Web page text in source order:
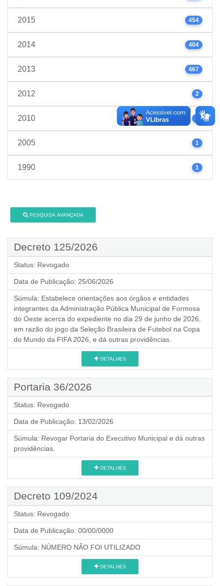
2015 454
2014 404
2013 467
2012 2
2010
2005 1
1990 1
PESQUISA AVANÇADA
Decreto 125/2026
Status: Revogado
Data de Publicação: 25/06/2026
Súmula: Estabelece orientações aos órgãos e entidades
integrantes da Administração Pública Municipal de Formosa
do Oeste acerca do expediente no dia 29 de junho de 2026,
em razão do jogo da Seleção Brasileira de Futebol na Copa
do Mundo da FIFA 2026, e dá outras providências.
DETALHES
Portaria 36/2026
Status: Revogado
Data de Publicação: 13/02/2026
Súmula: Revogar Portaria do Executivo Municipal e dá outras
providências.
DETALHES
Decreto 109/2024
Status: Revogado
Data de Publicação: 00/00/0000
Súmula: NÚMERO NÃO FOI UTILIZADO
DETALHES